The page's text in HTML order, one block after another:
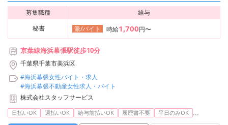
募集職種
給与
秘書
派/バイト 時給1,700円〜
京葉線海浜幕張駅徒歩10分
千葉県千葉市美浜区
#海浜幕張女性バイト・求人
#海浜幕張不動産女性求人・バイト
株式会社スタッフサービス
日払いOK 週払いOK 給与前払いOK 履歴書不要 平日のみOK ...